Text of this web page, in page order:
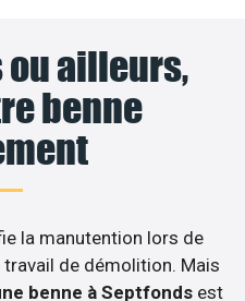
ou ailleurs,
benne
la manutention lors de
de démolition. Mais
benne à Septfonds est